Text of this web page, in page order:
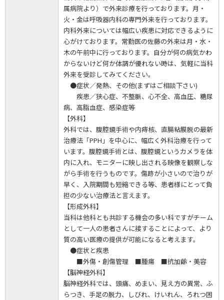
属病院より）で外来診療を行っております。月・
火・金は呼吸器内科の専門外来を行っております。
内科外来については幅広い疾患に対応できるように
心がけております。常勤医の佐藤の外来は月・水・
木の午前中に行っております。自分が何の病気かわ
からないけど何か体調が優れない時は、気軽に当科
外来を受診してみてください。
●症状／発熱、その他(まずはご相談下さい)
疾患／狭心症、不整脈、心不全、高血圧、糖尿
病、高脂血症、感染症等
【外科】
外科では、腹腔鏡手術や内痔核、直腸粘膜脱の最新
治療法「PPH」を中心に、幅広く外科治療を行って
います。腹腔鏡手術とは、腹腔鏡というカメラを体
内に入れ、モニターに映し出される映像を観察しな
がら手術を行うものです。傷跡が小さいので治りが
早く、入院期間も短縮できる等、患者様にとって負
担の少ない治療法と言えます。
【形成外科】
当科は他科とも共診する機会の多い科ですがチーム
として一人の患者さんに接することによって、より
質の高い医療の提供が可能になると考えます。
●症状と疾患
■外傷・創傷管理 ■腫瘍 ■抗加齢・美容
【脳神経外科】
脳神経外科では、頭痛、めまい、見え方の異常、ふ
らつき、手足の脱力、しびれ、けいれん、ろれつ困